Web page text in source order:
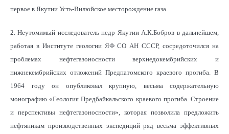
первое в Якутии Усть-Вилюйское месторождение газа.
2. Неутомимый исследователь недр Якутии А.К.Бобров в дальнейшем,
работая в Институте геологии ЯФ СО АН СССР, сосредоточился на
проблемах нефтегазоносности верхнедокембрийских и
нижнекембрийских отложений Предпатомского краевого прогиба. В
1964 году он опубликовал крупную, весьма содержательную
монографию «Геология Предбайкальского краевого прогиба. Строение
и перспективы нефтегазоносности», которая позволила предложить
нефтяникам производственных экспедиций ряд весьма эффективных